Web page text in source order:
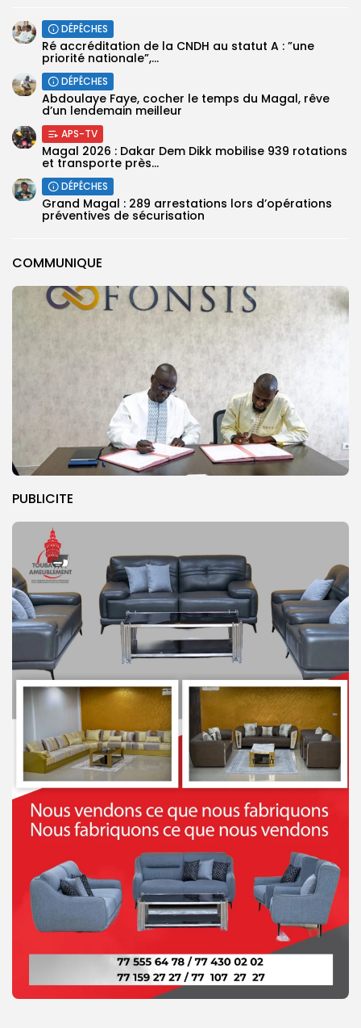
COMMUNIQUE
PUBLICITE
DÉPÊCHES
Ré accréditation de la CNDH au statut A : ”une
priorité nationale”,...
DÉPÊCHES
Abdoulaye Faye, cocher le temps du Magal, rêve
d’un lendemain meilleur
APS-TV
Magal 2026 : Dakar Dem Dikk mobilise 939 rotations
et transporte près...
DÉPÊCHES
Grand Magal : 289 arrestations lors d’opérations
préventives de sécurisation